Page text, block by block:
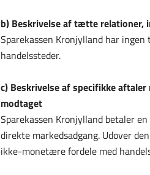
b) Beskrivelse af tætte relationer,
Sparekassen Kronjylland har
handelssteder.
c) Beskrivelse af specifikke
modtaget
Sparekassen Kronjylland betaler
direkte markedsadgang. Udover
ikke-monetære fordele med